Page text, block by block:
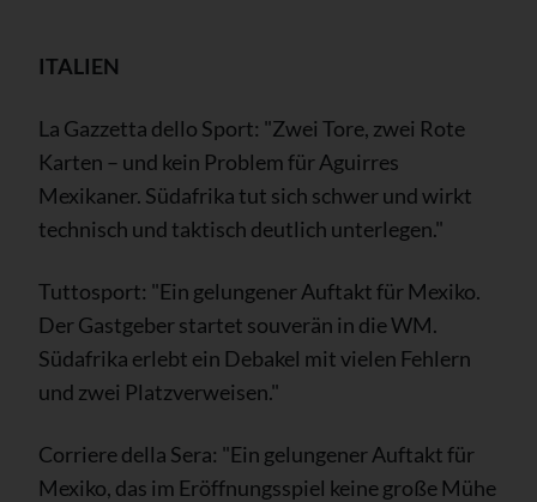
ITALIEN
La Gazzetta dello Sport: "Zwei Tore, zwei Rote
Karten – und kein Problem für Aguirres
Mexikaner. Südafrika tut sich schwer und wirkt
technisch und taktisch deutlich unterlegen."
Tuttosport: "Ein gelungener Auftakt für Mexiko.
Der Gastgeber startet souverän in die WM.
Südafrika erlebt ein Debakel mit vielen Fehlern
und zwei Platzverweisen."
Corriere della Sera: "Ein gelungener Auftakt für
Mexiko, das im Eröffnungsspiel keine große Mühe